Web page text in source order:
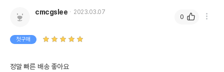
cmcgslee 2023.03.07
첫구매
정말 빠른 배송 좋아요
0